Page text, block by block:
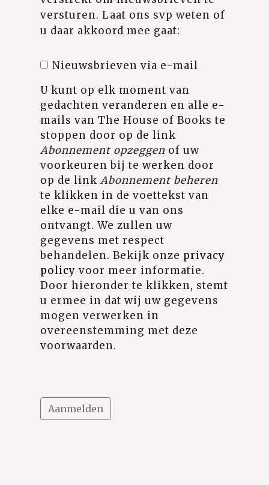
versturen. Laat ons svp weten of
u daar akkoord mee gaat:
Nieuwsbrieven via e-mail
U kunt op elk moment van
gedachten veranderen en alle e-
mails van The House of Books te
stoppen door op de link
Abonnement opzeggen of uw
voorkeuren bij te werken door
op de linkAbonnement beheren
te klikken in de voettekst van
elke e-mail die u van ons
ontvangt. We zullen uw
gegevens met respect
behandelen. Bekijk onze privacy
policy voor meer informatie.
Door hieronder te klikken, stemt
u ermee in dat wij uw gegevens
mogen verwerken in
overeenstemming met deze
voorwaarden.